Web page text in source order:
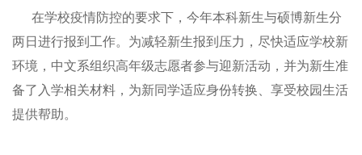
在学校疫情防控的要求下，今年本科新生与硕博新生分
两日进行报到工作。为减轻新生报到压力，尽快适应学校新
环境，中文系组织高年级志愿者参与迎新活动，并为新生准
备了入学相关材料，为新同学适应身份转换、享受校园生活
提供帮助。